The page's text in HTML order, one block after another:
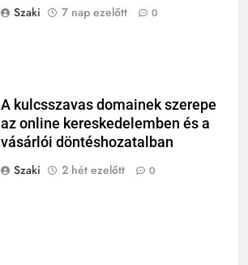
Szaki
7 nap ezelőtt 0
A kulcsszavas domainek szerepe
az online kereskedelemben és a
vásárlói döntéshozatalban
Szaki
2 hét ezelőtt 0